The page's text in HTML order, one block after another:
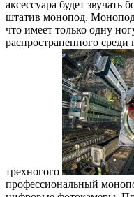
аксессуара будет звучать
штатив монопод.
что имеет только одну
распространенного
трехногого
профессиональный